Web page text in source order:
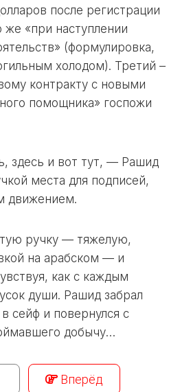
после регистрации
же «при наступлении
(формулировка,
холодом). Третий –
контракту с новыми
помощника» госпожи
здесь и вот тут, — Рашид
места для подписей,
движением.
ручку — тяжелую,
на арабском — и
как с каждым
души. Рашид забрал
сейф и повернулся с
добычу…
Вперёд